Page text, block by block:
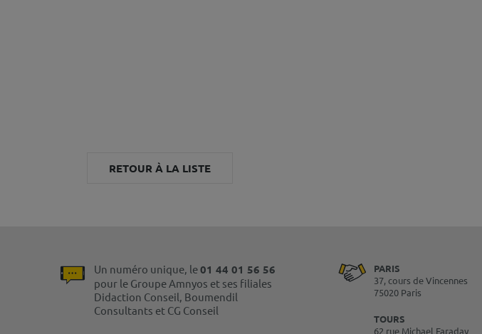
RETOUR À LA LISTE
Un numéro unique, le01 44 01 56 56
pour le Groupe Amnyos et ses filiales
Didaction Conseil, Boumendil
Consultants et CG Conseil
PARIS
37, cours de Vincennes
75020 Paris
TOURS
62 rue Michael Faraday